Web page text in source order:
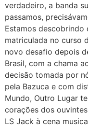
verdadeiro, a banda
passamos,
Estamos descobrindo
matriculada no curso
novo desafio depois
Brasil, com a chama
decisão tomada por
pela Bazuca e com
Mundo, Outro Lugar
corações dos
LS Jack à cena